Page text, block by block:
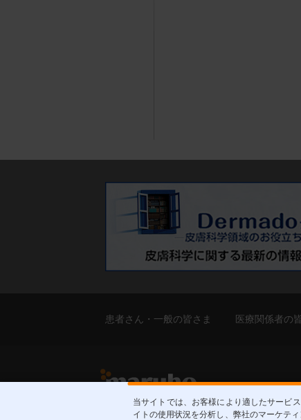
当サイトでは、お客様により適したサービ
イトの使用状況を分析し、弊社のマーケテ
患者さん・一般の皆さま 医療関係者の
皮膚科学領域での卓越した貢献を